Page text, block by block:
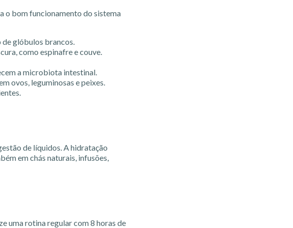
o bom funcionamento do sistema
glóbulos brancos.
como espinafre e couve.
a microbiota intestinal.
ovos, leguminosas e peixes.
de líquidos. A hidratação
em chás naturais, infusões,
uma rotina regular com 8 horas de